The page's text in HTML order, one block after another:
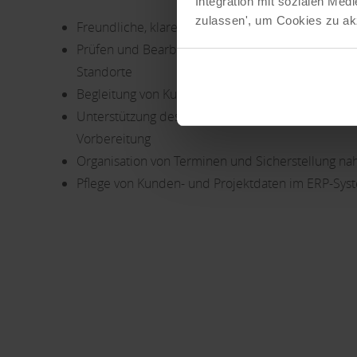
zulassen', um Cookies zu
Freundliche, klare und praxisnahe
Prüfen und Bearbeiten von Bestellungen der
Standorte
Begleitung von Kunden und Kollegen von Anfrage
Unterstützung des Außendienstes mit präzisen
Vorbereitung
Organisation von Terminen und Sicherstellung
Pflege von Kunden- und Projektdaten im ERP-